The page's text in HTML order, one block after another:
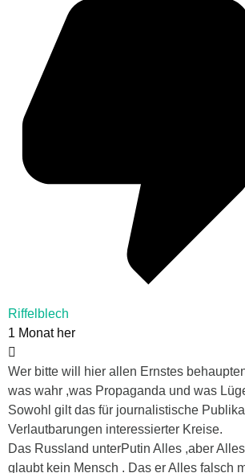
Riffelblech
1 Monat her
Wer bitte will hier allen Ernstes
was wahr ,was Propaganda und was
Sowohl gilt das für journalistische
Verlautbarungen interessierter Kreise.
Das Russland unterPutin Alles ,aber
glaubt kein Mensch . Das er Alles falsch